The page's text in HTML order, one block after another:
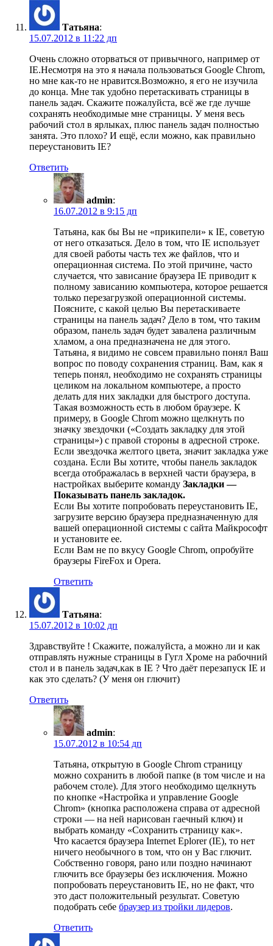
Татьяна:
15.07.2012 в 11:22 дп
Очень сложно оторваться от привычного, например от
IE.Несмотря на это я начала пользоваться Google Chrom,
но мне как-то не нравится.Возможно, я его не изучила
до конца. Мне так удобно перетаскивать страницы в
панель задач. Скажите пожалуйста, всё же где лучше
сохранять необходимые мне страницы. У меня весь
рабочий стол в ярлыках, плюс панель задач полностью
занята. Это плохо? И ещё, если можно, как правильно
переустановить IE?
Ответить
admin:
16.07.2012 в 9:15 дп
Татьяна, как бы Вы не «прикипели» к IE, советую
от него отказаться. Дело в том, что IE использует
для своей работы часть тех же файлов, что и
операционная система. По этой причине, часто
случается, что зависание браузера IE приводит к
полному зависанию компьютера, которое решается
только перезагрузкой операционной системы.
Поясните, с какой целью Вы перетаскиваете
страницы на панель задач? Дело в том, что таким
образом, панель задач будет завалена различным
хламом, а она предназначена не для этого.
Татьяна, я видимо не совсем правильно понял Ваш
вопрос по поводу сохранения страниц. Вам, как я
теперь понял, необходимо не сохранять страницы
целиком на локальном компьютере, а просто
делать для них закладки для быстрого доступа.
Такая возможность есть в любом браузере. К
примеру, в Google Chrom можно щелкнуть по
значку звездочки («Создать закладку для этой
страницы») с правой стороны в адресной строке.
Если звездочка желтого цвета, значит закладка уже
создана. Если Вы хотите, чтобы панель закладок
всегда отображалась в верхней части браузера, в
настройках выберите команду Закладки —
Показывать панель закладок.
Если Вы хотите попробовать переустановить IE,
загрузите версию браузера предназначенную для
вашей операционной системы с сайта Майкрософт
и установите ее.
Если Вам не по вкусу Google Chrom, опробуйте
браузеры FireFox и Opera.
Ответить
Татьяна:
15.07.2012 в 10:02 дп
Здравствуйте ! Скажите, пожалуйста, а можно ли и как
отправлять нужные страницы в Гугл Хроме на рабочний
стол и в панель задач,как в IE ? Что даёт перезапуск IE и
как это сделать? (У меня он глючит)
Ответить
admin:
15.07.2012 в 10:54 дп
Татьяна, открытую в Google Chrom страницу
можно сохранить в любой папке (в том числе и на
рабочем столе). Для этого необходимо щелкнуть
по кнопке «Настройка и управление Google
Chrom» (кнопка расположена справа от адресной
строки — на ней нарисован гаечный ключ) и
выбрать команду «Сохранить страницу как».
Что касается браузера Internet Eplorer (IE), то нет
ничего необычного в том, что он у Вас глючит.
Собственно говоря, рано или поздно начинают
глючить все браузеры без исключения. Можно
попробовать переустановить IE, но не факт, что
это даст положительный результат. Советую
подобрать себе браузер из тройки лидеров.
Ответить